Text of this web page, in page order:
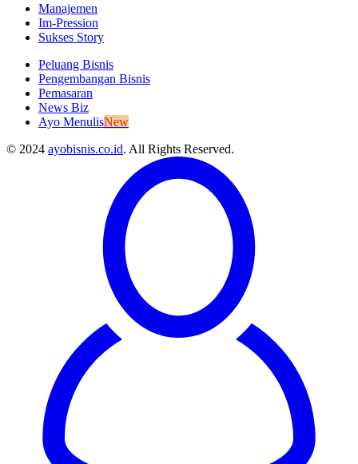
Manajemen
Im-Pression
Sukses Story
Peluang Bisnis
Pengembangan Bisnis
Pemasaran
News Biz
Ayo MenulisNew
© 2024 ayobisnis.co.id. All Rights Reserved.